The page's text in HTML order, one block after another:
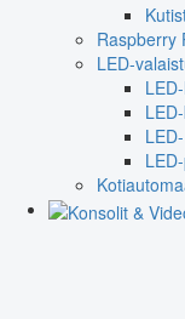
Raspberry
LED-